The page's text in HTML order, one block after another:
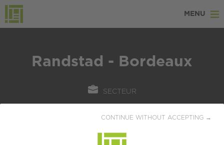
CONTINUE WITHOUT ACCEPTING →
MENU
Randstad - Bordeaux
SECTEUR